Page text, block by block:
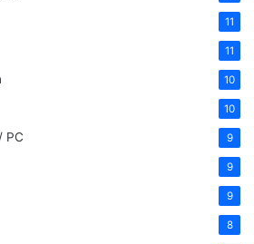
11
11
10
10
PC 9
9
9
8